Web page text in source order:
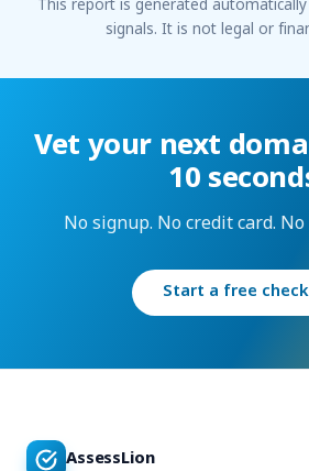
This report is generated
signals. It is not legal or
Vet your next
10
No signup. No credit card.
Start a free
AssessLion